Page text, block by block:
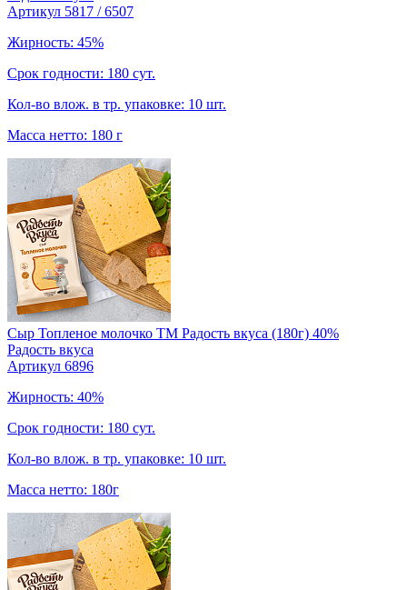
Артикул 5817 / 6507
Жирность: 45%
Срок годности: 180 сут.
Кол-во влож. в тр. упаковке: 10 шт.
Масса нетто: 180 г
Сыр Топленое молочко TM Радость вкуса (180г) 40%
Радость вкуса
Артикул 6896
Жирность: 40%
Срок годности: 180 сут.
Кол-во влож. в тр. упаковке: 10 шт.
Масса нетто: 180г